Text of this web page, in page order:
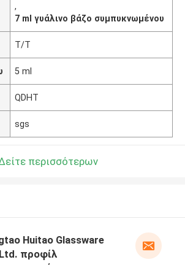
,
7 ml γυάλινο βάζο συμπυκνωμένου
Τ/Τ
5 ml
QDHT
sgs
περισσότερων
Huitao Glassware
προφίλ